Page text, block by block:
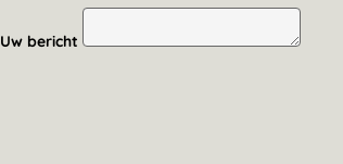
Uw bericht